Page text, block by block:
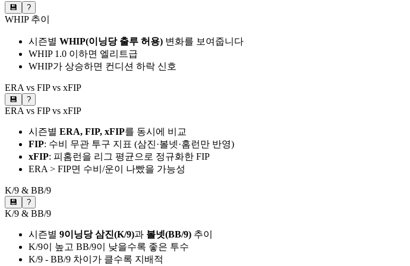
💾 ?
WHIP 추이
시즌별 WHIP(이닝당 출루 허용) 변화를 보여줍니다
WHIP 1.0 이하면 엘리트급
WHIP가 상승하면 컨디션 하락 신호
ERA vs FIP vs xFIP
💾 ?
ERA vs FIP vs xFIP
시즌별 ERA, FIP, xFIP를 동시에 비교
FIP: 수비 무관 투구 지표 (삼진·볼넷·홈런만 반영)
xFIP: 피홈런을 리그 평균으로 정규화한 FIP
ERA > FIP면 수비/운이 나빴을 가능성
K/9 & BB/9
💾 ?
K/9 & BB/9
시즌별 9이닝당 삼진(K/9)과 볼넷(BB/9) 추이
K/9이 높고 BB/9이 낮을수록 좋은 투수
K/9 - BB/9 차이가 클수록 지배적